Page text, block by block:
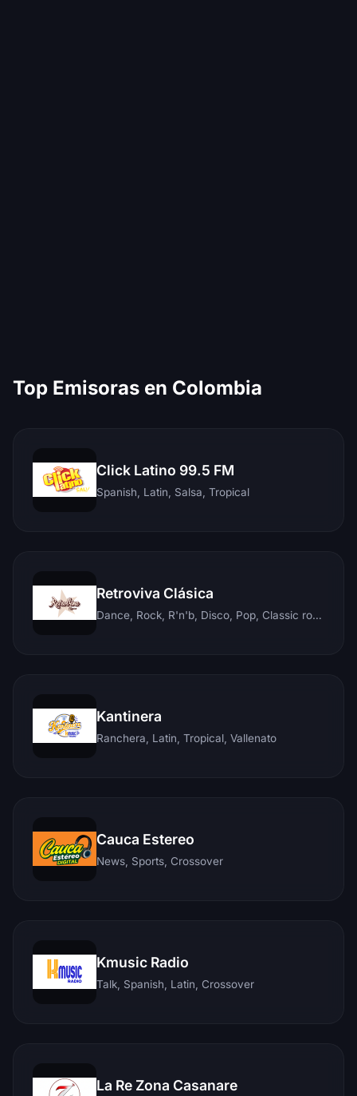
Top Emisoras en Colombia
Click Latino 99.5 FM
Spanish, Latin, Salsa, Tropical
Retroviva Clásica
Dance, Rock, R'n'b, Disco, Pop, Classic rock, Techno, Reggae
Kantinera
Ranchera, Latin, Tropical, Vallenato
Cauca Estereo
News, Sports, Crossover
Kmusic Radio
Talk, Spanish, Latin, Crossover
La Re Zona Casanare